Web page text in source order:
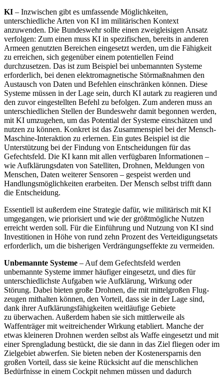
KI – Inzwischen gibt es umfassende Möglichkeiten,
unterschiedliche Arten von KI im militärischen Kontext
anzuwenden. Die Bundeswehr sollte einen zweigleisigen Ansatz
verfolgen: Zum einen muss KI in spezifischen, bereits in anderen
Armeen genutzten Bereichen eingesetzt werden, um die Fähigkeit
zu erreichen, sich gegenüber einem potentiellen Feind
durchzusetzen. Das ist zum Beispiel bei unbemannten Sys­teme
erforderlich, bei denen elektromagnetische Störmaßnahmen den
Austausch von Daten und Befehlen einschränken können. Diese
Systeme müssen in der Lage sein, durch KI autark zu reagieren und
den zuvor eingestellten Befehl zu befolgen. Zum ande­ren muss an
unterschiedlichen Stellen der Bundeswehr damit begonnen werden,
mit KI umzugehen, um das Potential der Sys­teme einschätzen und
nutzen zu können. Konkret ist das Zusammenspiel bei der Mensch-
Maschine-Interaktion zu erlernen. Ein gutes Beispiel ist die
Unterstützung bei der Findung von Entscheidungen für das
Gefechtsfeld. Die KI kann mit allen verfüg­baren Informationen –
wie Aufklärungsdaten von Satelliten, Drohnen, Meldungen von
Menschen, Daten weiterer Sensoren – gespeist werden und
Handlungsmöglich­keiten erarbeiten. Der Mensch selbst trifft dann
die Entscheidung.
Essentiell ist außerdem eine Strategie dafür, wie militärisch mit KI
umgegangen, wie priorisiert und wie der größtmögliche Nutzen
erreicht werden soll. Für die Einfüh­rung und Nutzung von KI sind
Investitionen in Höhe von rund zehn Prozent des Vertei­digungsetats
erforderlich, um die bisherigen Verdrängungseffekte zu vermeiden.
Unbemannte Systeme – Auf dem Ge­fechtsfeld werden
unbemannte Systeme immer häufiger eingesetzt, und dies für
unterschiedlichste Aufgaben wie Aufklärung, Wirkung oder
Störung. Dabei bieten große Drohnen, die mit mittelgroßen Flug­
zeugen mithalten können, den Vorteil, dass sie in der Lage sind,
dank ihrer Auf­klärungsfähigkeiten weitläufige Gebiete
zu überwachen. Außerdem haben sie sich mittlerweile als
Waffenträger mit weit­reichender Wirkung etabliert. Manche der
etwas kleineren Drohnen werden selbst als Waffe eingesetzt und mit
einer Spreng­ladung bestückt, die sie dann in das Ziel fliegen oder im
Zielgebiet abwerfen. Sie bie­ten neben der Kostenersparnis den
großen Vorteil, dass sie keine Rücksicht auf die menschlichen
Bedürfnisse in einem Cockpit nehmen müssen und dadurch